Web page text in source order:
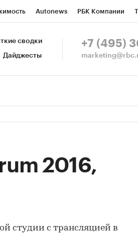
Autonews РБК Компании
СПб Конференции СПб
сводки
Дайджесты
+7 (495)
2016,
студии с трансляцией в